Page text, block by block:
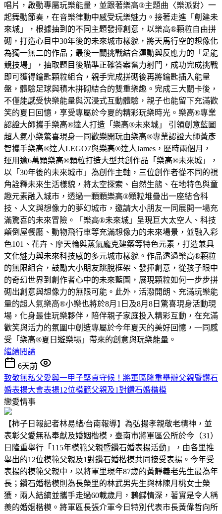
唱片，啟動專屬玩樂能量，並跟著樂高®主題曲〈樂派對〉一
起舞動節奏，在音樂律動中感受玩樂魅力。接著走進「創建未
來城」，根據抽到的不同主題發揮創意，以樂高®顆粒自由拼
砌，打造心目中30年後的未來城市樣貌，將天馬行空的想像化
為獨一無二的作品；最後一關挑戰結合運動與反應力的「足能
競技場」，抽取題目後瞄準正確答案奮力射門，成功完成挑戰
即可獲得鑰匙顆粒組合，親手完成拼砌後再將鑰匙插入能量
盤，體驗足球與積木拼砌結合的雙重樂趣。完成三大關卡後，
不僅能感受快樂能量與沉浸式互動體驗，親子也能留下充滿歡
笑的夏日回憶，享受專屬於今夏的精彩玩樂時光。樂高®專業
認證大師攜手樂高®達人打造「樂高®未來城」 引領創意藍圖
超人氣小樂驚喜現身一同歡樂開玩由樂高®專業認證大師黃彥
智攜手樂高®達人LEGO7與樂高®達人James，歷時兩個月，
運用逾6萬顆樂高®顆粒打造大型共創作品「樂高®未來城」，
以「30年後的未來城市」為創作主軸，三位創作者從不同的視
角詮釋未來生活樣貌，將太空探索、自然生態、在地特色與童
趣元素融入城市，透過一顆顆樂高®顆粒堆疊出一座結合科
技、人文與想像力的夢幻城市，邀請大小朋友一同展開一場充
滿驚喜的未來冒險。「樂高®未來城」呈現巨大太空人、科技
顛倒屋餐廳、動物飛行車等充滿想像力的未來場景，並融入彩
色101、花卉、摩天輪與蒸氣龐克建築等特色元素，打造兼具
文化魅力與未來科技感的多元城市樣貌。作品透過樂高®顆粒
的無限組合，鼓勵大小朋友跳脫框架、發揮創意，從孩子眼中
的奇幻世界到創作者心中的未來藍圖，展現顆粒如何一步步拼
砌出創意與想像力的無限可能。此外，活潑開朗、充滿玩樂能
量的超人氣樂高®小樂也將於8月1日及8月8日驚喜現身活動現
場，化身最佳玩樂夥伴，陪伴親子家庭投入精彩互動，在充滿
歡笑與活力的氛圍中創造專屬於今年夏天的美好回憶，一同感
受「樂高®夏日遊樂場」帶來的創意與玩樂能量。
繼續閱讀
6天前
致敬無私父愛與一甲子堅貞守候！將軍區隆重舉辦父親暨鑽石
婚表揚大會表揚12位模範父親及1對鑽石婚楷模
戀愛情事
【柿子日報記者林易緒/台南報導】為弘揚孝親敬老精神，並
表彰父愛無私奉獻及婚姻楷模，臺南市將軍區公所於今（31）
日隆重舉行「115年模範父親暨鑽石婚表揚活動」，由各里推
舉出的12位模範父親及1對鑽石婚楷模共同接受表揚。今年受
表揚的模範父親中，以將軍里現年87歲的黃靜義老先生最為年
長；鑽石婚楷模則為長榮里的林武男先生與林陳月桃女士榮
獲，兩人結縭並攜手走過60載歲月，鶼鰈情深，著實是令人稱
羨的婚姻楷模。將軍區長張介軍今日特別代表市長黃偉哲向所